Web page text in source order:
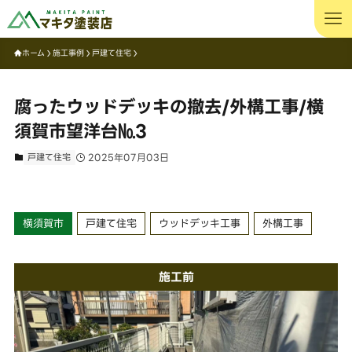
ホーム 施工事例 戸建て住宅
腐ったウッドデッキの撤去/外構工事/横
須賀市望洋台№3
戸建て住宅 2025年07月03日
横須賀市 戸建て住宅 ウッドデッキ工事 外構工事
施工前